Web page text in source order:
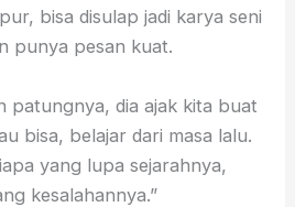
bisa disulap jadi karya seni
punya pesan kuat.
patungnya, dia ajak kita buat
bisa, belajar dari masa lalu.
yang lupa sejarahnya,
kesalahannya.”